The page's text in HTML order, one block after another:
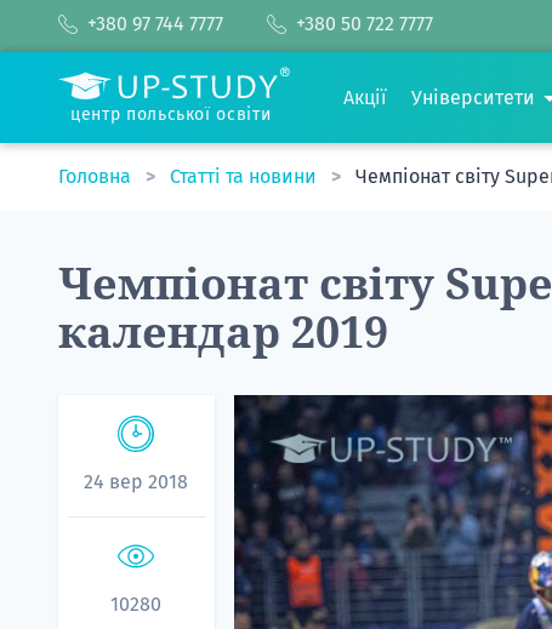
+380 97 744 7777 +380 50 722 7777
центр польської освіти
Акції Університети
Головна Статті та новини Чемпіонат світу
Чемпіонат світу
календар 2019
24 вер 2018
10280